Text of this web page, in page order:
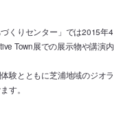
くりセンター」では2015年4
Town展での展示物や講演内
験とともに芝浦地域のジオラ
す。